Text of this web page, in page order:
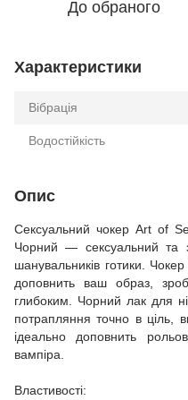
До обраного
Характеристики
Вібрація
Водостійкість
Опис
Сексуальний чокер Art of
Чорний — сексуальний та
шанувальників готики.
доповнить ваш образ,
глибоким. Чорний лак для
потрапляння точно в ціль,
ідеально доповнить
вампіра.
Властивості: